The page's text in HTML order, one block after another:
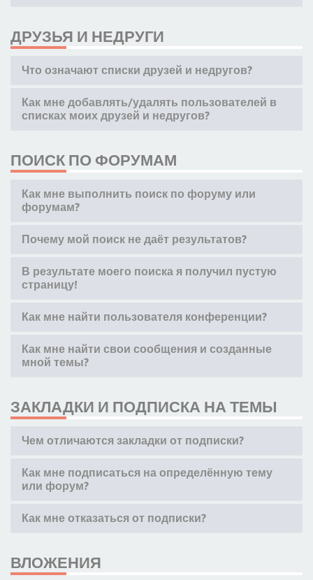
ДРУЗЬЯ И НЕДРУГИ
Что означают списки друзей и недругов?
Как мне добавлять/удалять пользователей в
списках моих друзей и недругов?
ПОИСК ПО ФОРУМАМ
Как мне выполнить поиск по форуму или
форумам?
Почему мой поиск не даёт результатов?
В результате моего поиска я получил пустую
страницу!
Как мне найти пользователя конференции?
Как мне найти свои сообщения и созданные
мной темы?
ЗАКЛАДКИ И ПОДПИСКА НА ТЕМЫ
Чем отличаются закладки от подписки?
Как мне подписаться на определённую тему
или форум?
Как мне отказаться от подписки?
ВЛОЖЕНИЯ